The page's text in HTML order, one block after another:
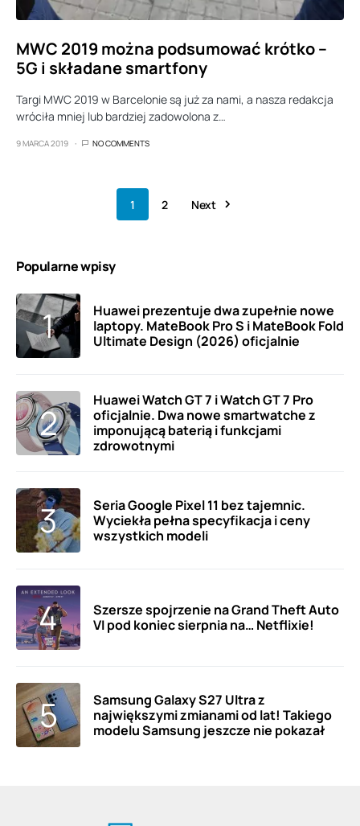
MWC 2019 można podsumować krótko –
5G i składane smartfony
Targi MWC 2019 w Barcelonie są już za nami, a nasza redakcja
wróciła mniej lub bardziej zadowolona z…
9 MARCA 2019 NO COMMENTS
1 2 Next
Popularne wpisy
Huawei prezentuje dwa zupełnie nowe
laptopy. MateBook Pro S i MateBook Fold
Ultimate Design (2026) oficjalnie
Huawei Watch GT 7 i Watch GT 7 Pro
oficjalnie. Dwa nowe smartwatche z
imponującą baterią i funkcjami
zdrowotnymi
Seria Google Pixel 11 bez tajemnic.
Wyciekła pełna specyfikacja i ceny
wszystkich modeli
Szersze spojrzenie na Grand Theft Auto
VI pod koniec sierpnia na… Netflixie!
Samsung Galaxy S27 Ultra z
największymi zmianami od lat! Takiego
modelu Samsung jeszcze nie pokazał